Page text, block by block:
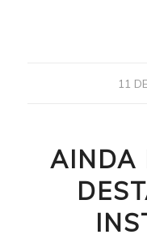
11
AINDA